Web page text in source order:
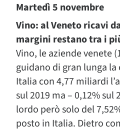
Martedì 5 novembre
Vino: al Veneto ricavi
margini restano tra i
Vino, le aziende venete
guidano di gran lunga
Italia con 4,77 miliardi
sul 2019 ma – 0,12% sul
lordo però solo del
posto in Italia. Dietro